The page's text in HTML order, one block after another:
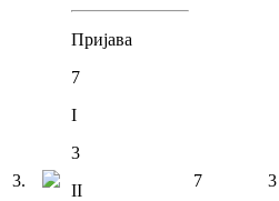
3.
Пријава
7
I
3
II
7 3